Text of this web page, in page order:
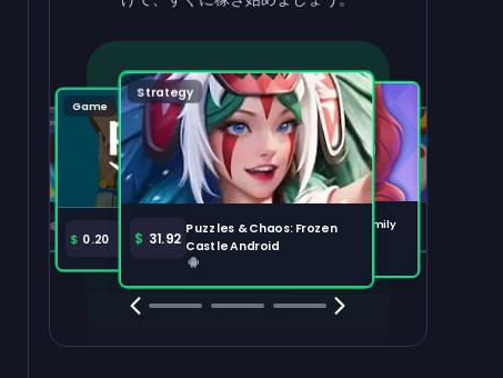
Tabletop
$ 36.02 Bingo Dice iOS
Puzzle
$ 30.00Merge Help: Warm Family
Android
Strategy
$ 31.92 Puzzles & Chaos: Frozen
Castle Android
Game
$ 0.20 Amazon Prime
Game
36.97
100,000
注目のオファー すべて表示
Clash Royale